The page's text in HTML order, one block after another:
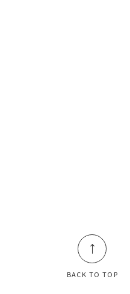
BACK TO TOP